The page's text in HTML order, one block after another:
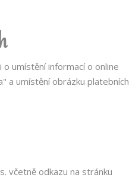
umístění informací o online
a umístění obrázku platebních
včetně odkazu na stránku